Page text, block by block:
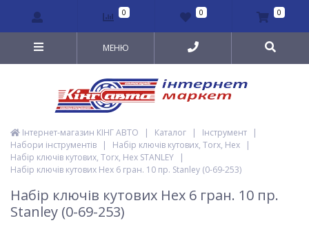
0 0 0
МЕНЮ
Інтернет-магазин КІНГ АВТО | Каталог | Інструмент
|
Набори інструментів
| Набір ключів кутових, Torx, Hex
|
Набір ключів кутових, Torx, Hex STANLEY
|
Набір ключів кутових Hex 6 гран. 10 пр. Stanley (0-69-253)
Набір ключів кутових Hex 6 гран. 10 пр.
Stanley (0-69-253)